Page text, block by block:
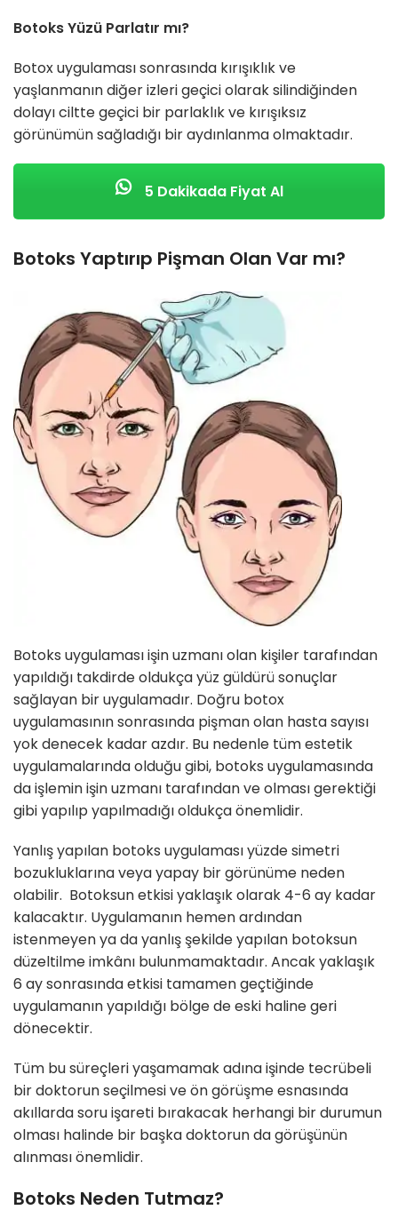
Botoks Yüzü Parlatır mı?
Botox uygulaması sonrasında kırışıklık ve
yaşlanmanın diğer izleri geçici olarak silindiğinden
dolayı ciltte geçici bir parlaklık ve kırışıksız
görünümün sağladığı bir aydınlanma olmaktadır.
5 Dakikada Fiyat Al
Botoks Yaptırıp Pişman Olan Var mı?
Botoks uygulaması işin uzmanı olan kişiler tarafından
yapıldığı takdirde oldukça yüz güldürü sonuçlar
sağlayan bir uygulamadır. Doğru botox
uygulamasının sonrasında pişman olan hasta sayısı
yok denecek kadar azdır. Bu nedenle tüm estetik
uygulamalarında olduğu gibi, botoks uygulamasında
da işlemin işin uzmanı tarafından ve olması gerektiği
gibi yapılıp yapılmadığı oldukça önemlidir.
Yanlış yapılan botoks uygulaması yüzde simetri
bozukluklarına veya yapay bir görünüme neden
olabilir. Botoksun etkisi yaklaşık olarak 4-6 ay kadar
kalacaktır. Uygulamanın hemen ardından
istenmeyen ya da yanlış şekilde yapılan botoksun
düzeltilme imkânı bulunmamaktadır. Ancak yaklaşık
6 ay sonrasında etkisi tamamen geçtiğinde
uygulamanın yapıldığı bölge de eski haline geri
dönecektir.
Tüm bu süreçleri yaşamamak adına işinde tecrübeli
bir doktorun seçilmesi ve ön görüşme esnasında
akıllarda soru işareti bırakacak herhangi bir durumun
olması halinde bir başka doktorun da görüşünün
alınması önemlidir.
Botoks Neden Tutmaz?